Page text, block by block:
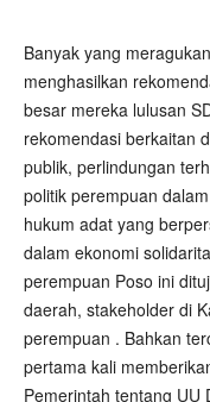
Banyak yang
menghasilkan
besar mereka lulusan
rekomendasi berkaitan
publik, perlindungan
politik perempuan
hukum adat yang
dalam ekonomi
perempuan Poso ini
daerah, stakeholder di
perempuan . Bahkan
pertama kali
Pemerintah tentang UU